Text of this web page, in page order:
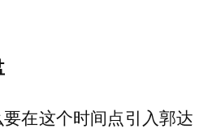
在这个时间点引入郭达